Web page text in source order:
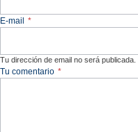
E-mail *
Tu dirección de email no será publicada.
Tu comentario *